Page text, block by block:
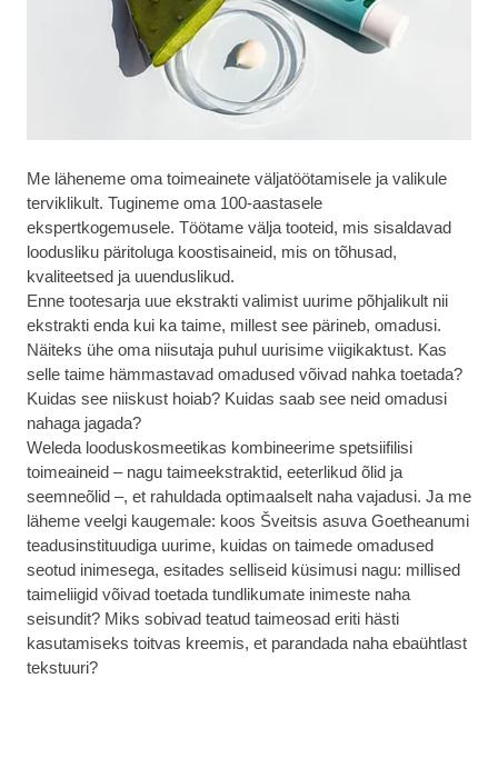
Me läheneme oma toimeainete väljatöötamisele ja valikule
terviklikult. Tugineme oma 100-aastasele
ekspertkogemusele. Töötame välja tooteid, mis sisaldavad
loodusliku päritoluga koostisaineid, mis on tõhusad,
kvaliteetsed ja uuenduslikud.
Enne tootesarja uue ekstrakti valimist uurime põhjalikult nii
ekstrakti enda kui ka taime, millest see pärineb, omadusi.
Näiteks ühe oma niisutaja puhul uurisime viigikaktust. Kas
selle taime hämmastavad omadused võivad nahka toetada?
Kuidas see niiskust hoiab? Kuidas saab see neid omadusi
nahaga jagada?
Weleda looduskosmeetikas kombineerime spetsiifilisi
toimeaineid – nagu taimeekstraktid, eeterlikud õlid ja
seemneõlid –, et rahuldada optimaalselt naha vajadusi. Ja me
läheme veelgi kaugemale: koos Šveitsis asuva Goetheanumi
teadusinstituudiga uurime, kuidas on taimede omadused
seotud inimesega, esitades selliseid küsimusi nagu: millised
taimeliigid võivad toetada tundlikumate inimeste naha
seisundit? Miks sobivad teatud taimeosad eriti hästi
kasutamiseks toitvas kreemis, et parandada naha ebaühtlast
tekstuuri?